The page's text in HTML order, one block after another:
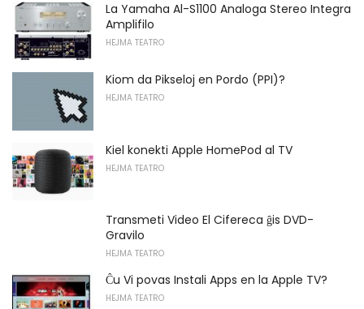
La Yamaha Al-S1100 Analoga Stereo Integra
Amplifilo
HEJMA TEATRO
Kiom da Pikseloj en Pordo (PPI)?
HEJMA TEATRO
Kiel konekti Apple HomePod al TV
HEJMA TEATRO
Transmeti Video El Cifereca ĝis DVD-
Gravilo
HEJMA TEATRO
Ĉu Vi povas Instali Apps en la Apple TV?
HEJMA TEATRO